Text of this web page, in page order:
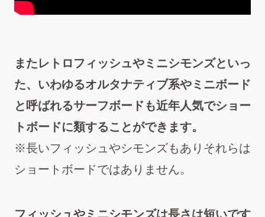
またレトロフィッシュやミニシモンズといっ
た、いわゆるオルタナティブ系やミニボード
と呼ばれるサーフボードも近年人気でショー
トボードに類することができます。
※長いフィッシュやシモンズもありそれらは
ショートボードではありません。
フィッシュやミニシモンズは長さは短いです